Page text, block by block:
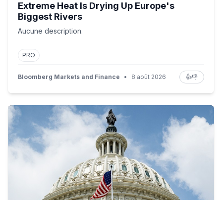
Extreme Heat Is Drying Up Europe's
Biggest Rivers
Aucune description.
PRO
Bloomberg Markets and Finance • 8 août 2026 👍👎
Sen. Coons: Think We Can Get Senate Votes Done